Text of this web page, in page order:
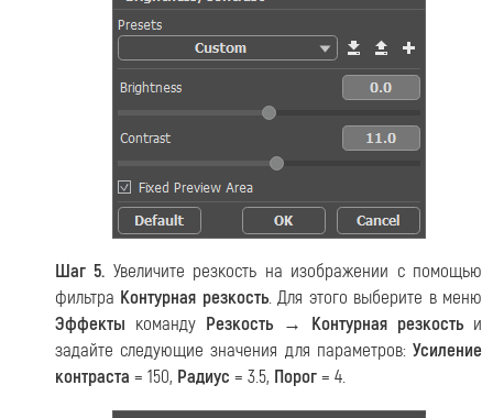
Шаг 5. Увеличите резкость на изображении с помощью
фильтра Контурная резкость. Для этого выберите в меню
Эффекты команду Резкость → Контурная резкость и
задайте следующие значения для параметров: Усиление
контраста = 150, Радиус = 3.5, Порог= 4.